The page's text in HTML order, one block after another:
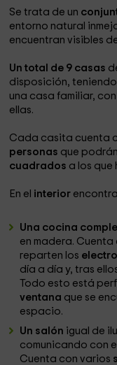
Se trata de un
entorno natural
encuentran visibles
Un total de 9 casas
disposición,
una casa familiar, con
ellas.
Cada casita cuenta
personas que
cuadrados a los que
En el interior
Una cocina
en madera. Cuenta
reparten los
día a día y, tras
Todo esto está
ventana que se
espacio.
Un salón igual de
comunicando con
Cuenta con varios